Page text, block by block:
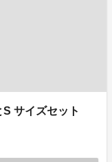
サイズセット